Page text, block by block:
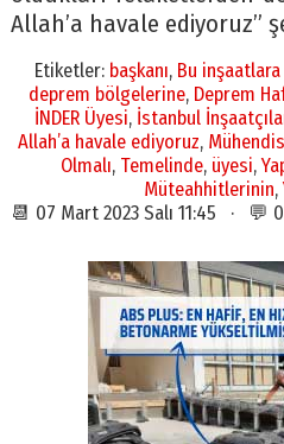
Allah’a havale ediyoruz”
Etiketler: başkanı, Bu
deprem bölgelerine, Deprem
İNDER Üyesi, İstanbul
Allah’a havale ediyoruz,
Olmalı, Temelinde, üyesi,
Müteahhitlerinin,
📆 07 Mart 2023 Salı 11:45 · 💬